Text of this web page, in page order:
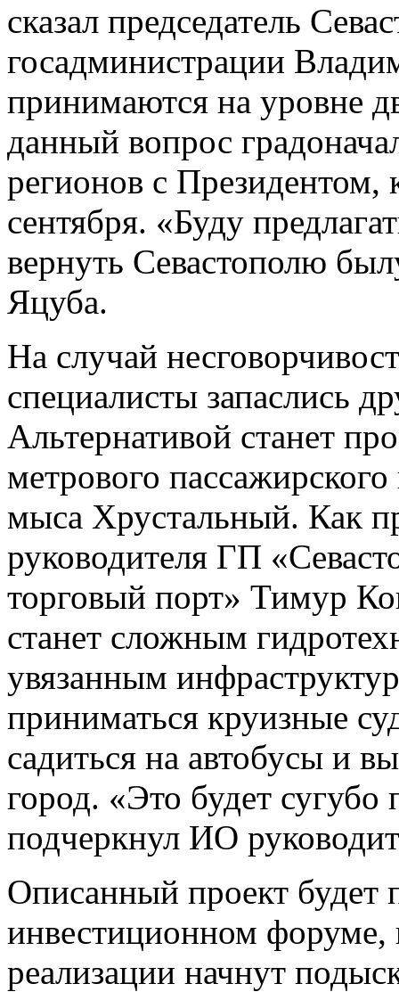
сказал председатель
госадминистрации
принимаются на уровне
данный вопрос
регионов с Президентом,
сентября. «Буду
вернуть Севастополю
Яцуба.
На случай
специалисты запаслись
Альтернативой станет
метрового
мыса Хрустальный. Как
руководителя ГП
торговый порт» Тимур
станет сложным
увязанным
приниматься круизные
садиться на автобусы и
город. «Это будет
подчеркнул ИО
Описанный проект будет
инвестиционном форуме,
реализации начнут